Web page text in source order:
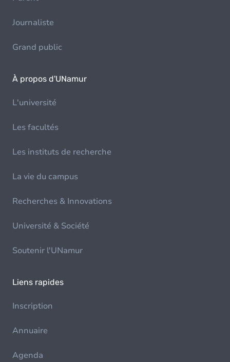
Journaliste
Grand public
À propos d'UNamur
L'université
Les facultés
Les instituts de recherche
La vie du campus
Recherches & Innovations
Université & Société
Soutenir l'UNamur
Liens rapides
Inscription
Annuaire
Agenda